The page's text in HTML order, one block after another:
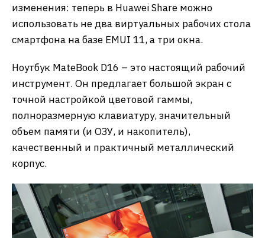
изменения: теперь в Huawei Share можно
использовать не два виртуальных рабочих стола
смартфона на базе EMUI 11, а три окна.
Ноутбук MateBook D16 – это настоящий рабочий
инструмент. Он предлагает большой экран с
точной настройкой цветовой гаммы,
полноразмерную клавиатуру, значительный
объем памяти (и ОЗУ, и накопитель),
качественный и практичный металлический
корпус.